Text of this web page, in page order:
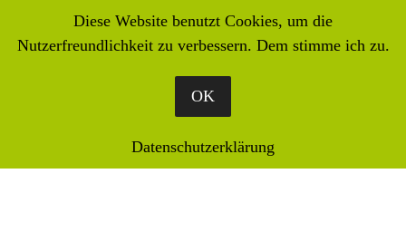
Diese Website benutzt Cookies, um die
Nutzerfreundlichkeit zu verbessern. Dem stimme ich zu.
OK
Datenschutzerklärung